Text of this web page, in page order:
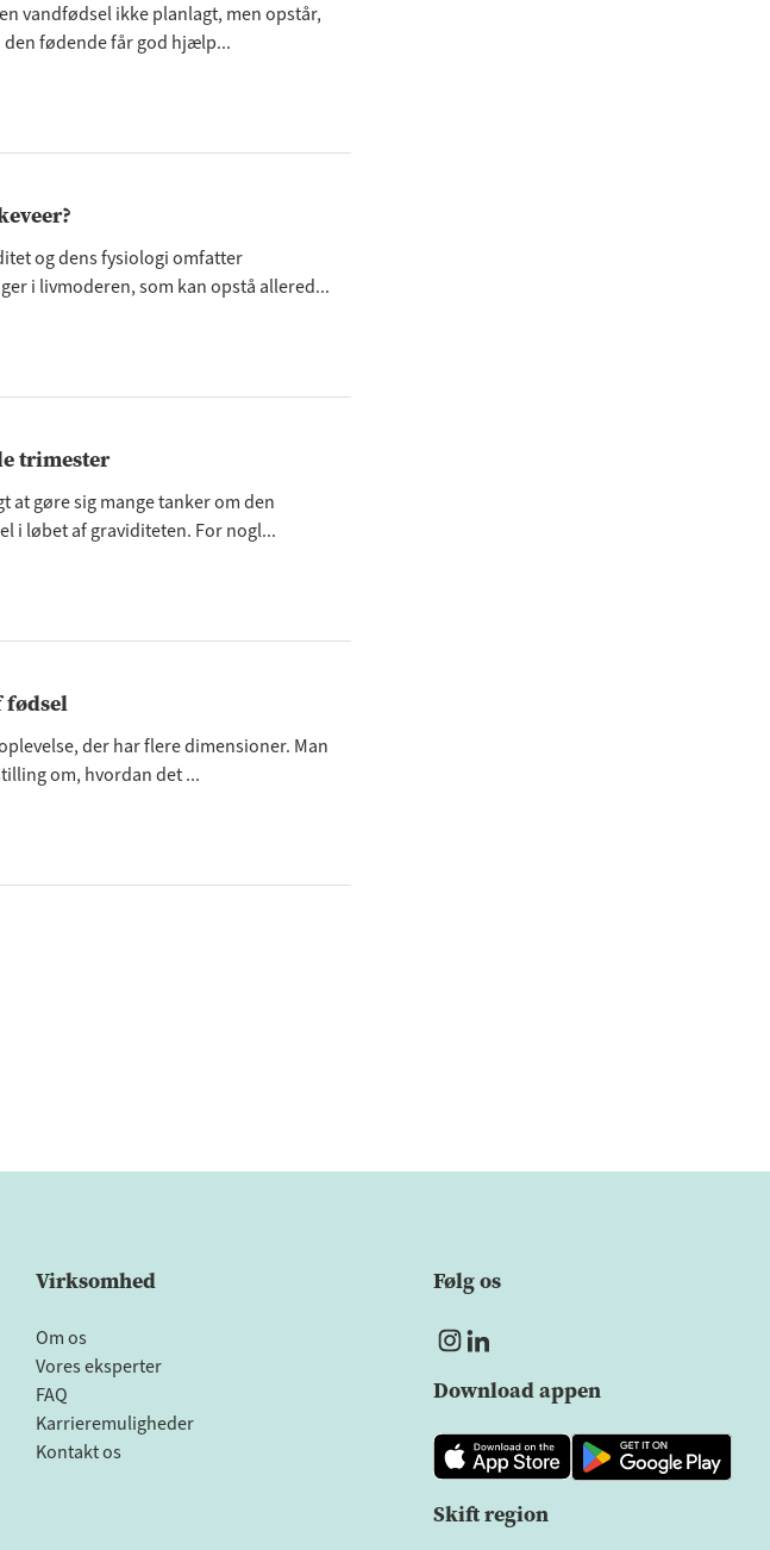
vandfødsel ikke planlagt, men opstår,
fødende får god hjælp...
og dens fysiologi omfatter
i livmoderen, som kan opstå allered...
trimester
at gøre sig mange tanker om den
i løbet af graviditeten. For nogl...
​​fødsel
der har flere dimensioner. Man
om, hvordan det ...
Virksomhed
Om os
Vores eksperter
FAQ
Karrieremuligheder
Kontakt os
Følg os
Download appen
Skift region